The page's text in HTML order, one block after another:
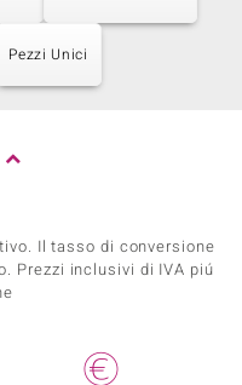
Pezzi Unici
Il tasso di conversione
Prezzi inclusivi di IVA piú